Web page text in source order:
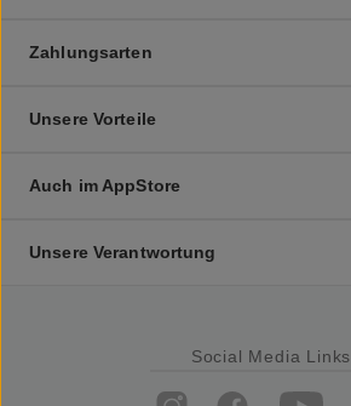
Zahlungsarten
Unsere Vorteile
Auch im AppStore
Unsere Verantwortung
Social Media Links